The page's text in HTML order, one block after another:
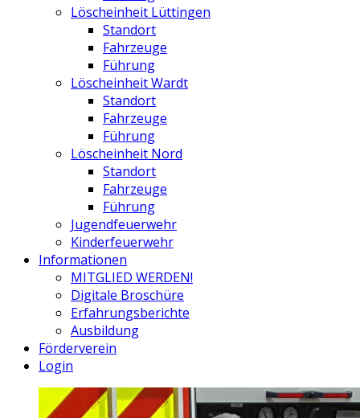
Löscheinheit Lüttingen
Standort
Fahrzeuge
Führung
Löscheinheit Wardt
Standort
Fahrzeuge
Führung
Löscheinheit Nord
Standort
Fahrzeuge
Führung
Jugendfeuerwehr
Kinderfeuerwehr
Informationen
MITGLIED WERDEN!
Digitale Broschüre
Erfahrungsberichte
Ausbildung
Förderverein
Login